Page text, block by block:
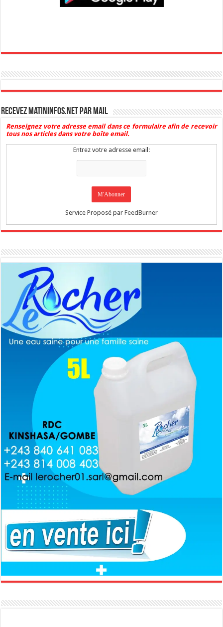
Recevez Matininfos.net par mail
Renseignez votre adresse email dans ce formulaire afin de recevoir
tous nos articles dans votre boîte email.
Entrez votre adresse email:
Service Proposé par FeedBurner